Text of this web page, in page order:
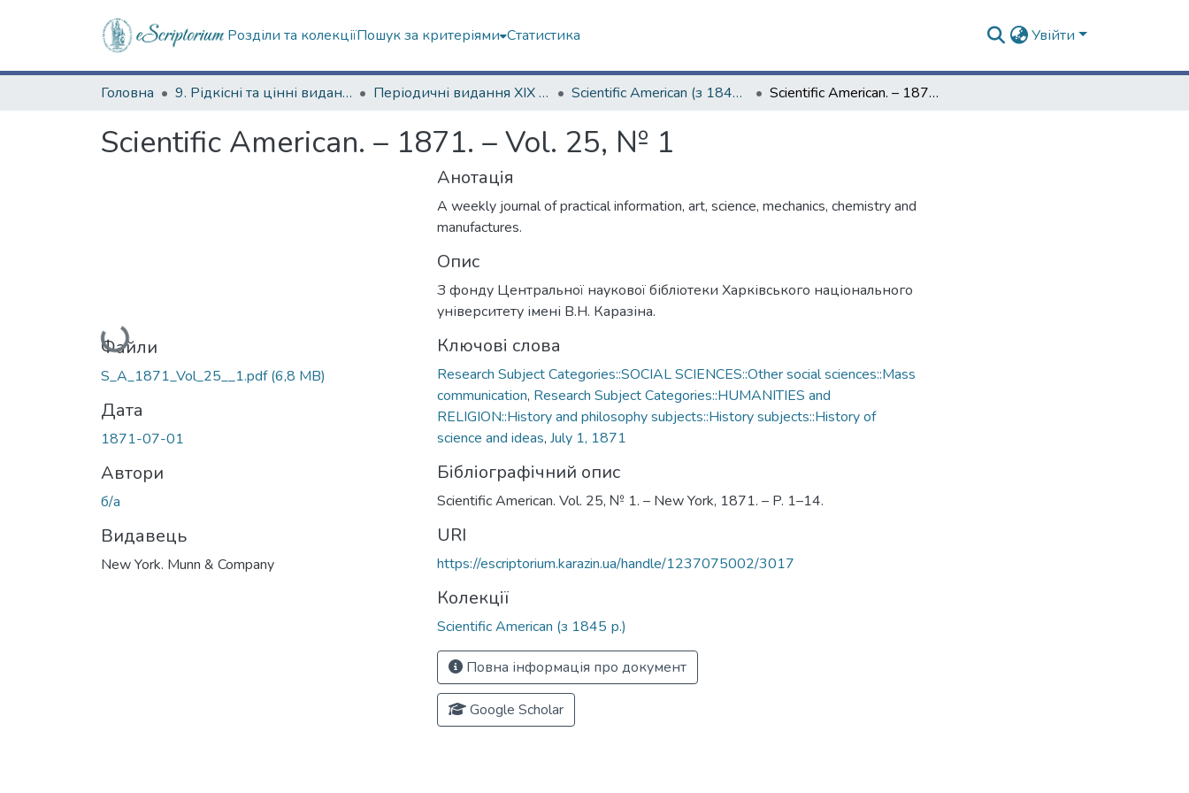
Розділи та колекціїПошук за критеріями Статистика Увійти
Головна 9. Рідкісні та цінні видання Періодичні видання ХІХ ст. Scientific American (з 1845 р.) Scientific American. – 1871. – Vol. 25, № 1
Scientific American. – 1871. – Vol. 25, № 1
Вантажиться...
Файли
S_A_1871_Vol_25__1.pdf(6,8 MB)
Дата
1871-07-01
Автори
б/а
Видавець
New York. Munn & Company
Анотація
A weekly journal of practical information, art, science, mechanics, chemistry and
manufactures.
Опис
З фонду Центральної наукової бібліотеки Харківського національного
університету імені В.Н. Каразіна.
Ключові слова
Research Subject Categories::SOCIAL SCIENCES::Other social sciences::Mass
communication, Research Subject Categories::HUMANITIES and
RELIGION::History and philosophy subjects::History subjects::History of
science and ideas, July 1, 1871
Бібліографічний опис
Scientific American. Vol. 25, № 1. – New York, 1871. – P. 1–14.
URI
https://escriptorium.karazin.ua/handle/1237075002/3017
Колекції
Scientific American (з 1845 р.)
Повна інформація про документ
Google Scholar